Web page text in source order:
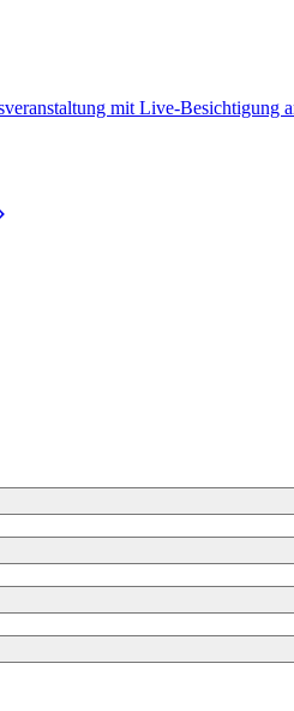
mit Live-Besichtigung